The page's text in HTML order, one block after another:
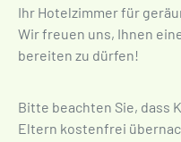
Ihr Hotelzimmer für
Wir freuen uns, Ihnen
bereiten zu dürfen!
Bitte beachten Sie, dass
Eltern kostenfrei